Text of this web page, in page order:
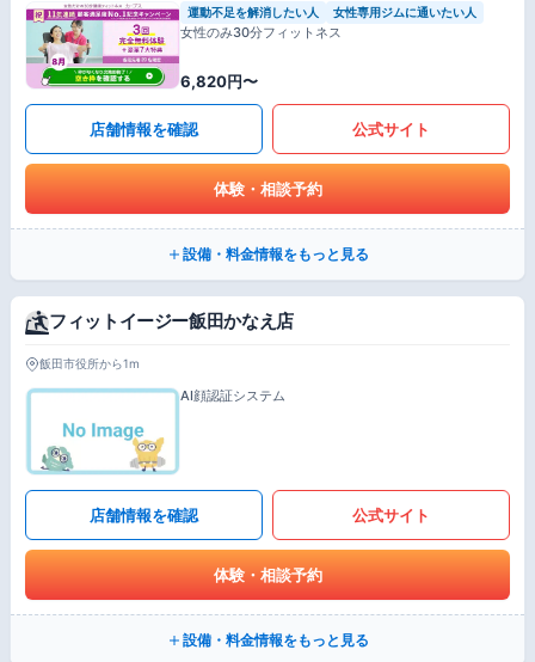
運動不足を解消したい人 女性専用ジムに通いたい人
女性のみ30分フィットネス
6,820円〜
店舗情報を確認 公式サイト
体験・相談予約
設備・料金情報をもっと見る
フィットイージー飯田かなえ店
飯田市役所から1m
AI顔認証システム
店舗情報を確認 公式サイト
体験・相談予約
設備・料金情報をもっと見る